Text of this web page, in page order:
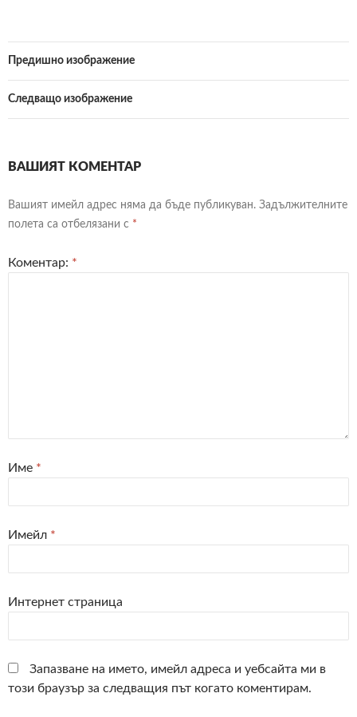
Предишно изображение
Следващо изображение
ВАШИЯТ КОМЕНТАР
Вашият имейл адрес няма да бъде публикуван. Задължителните
полета са отбелязани с *
Коментар: *
Име *
Имейл *
Интернет страница
Запазване на името, имейл адреса и уебсайта ми в
този браузър за следващия път когато коментирам.